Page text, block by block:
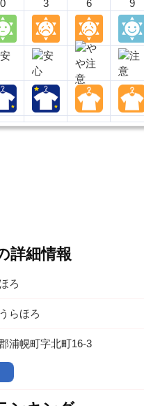
0 3 6 9
詳細情報
ろ
らほろ
浦幌町字北町16-3